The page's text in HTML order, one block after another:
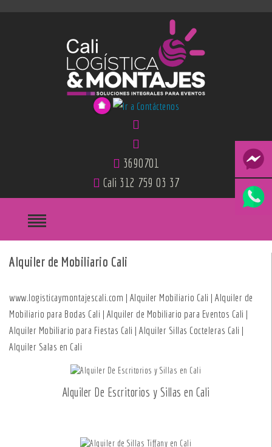
3690701
Cali 312 759 03 37
Alquiler de Mobiliario Cali
www.logisticaymontajescali.com | Alquiler Mobiliario Cali | Alquiler de
Mobiliario para Bodas Cali | Alquiler de Mobiliario para Eventos Cali |
Alquiler Mobiliario para Fiestas Cali | Alquiler Sillas Cocteleras Cali |
Alquiler Salas en Cali
Alquiler De Escritorios y Sillas en Cali